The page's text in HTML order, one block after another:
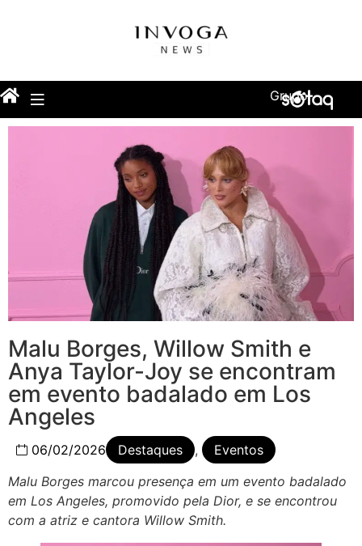
Grupo
Malu Borges, Willow Smith e
Anya Taylor-Joy se encontram
em evento badalado em Los
Angeles
06/02/2026 Destaques ,
Eventos
Malu Borges marcou presença em um evento badalado
em Los Angeles, promovido pela Dior, e se encontrou
com a atriz e cantora Willow Smith.